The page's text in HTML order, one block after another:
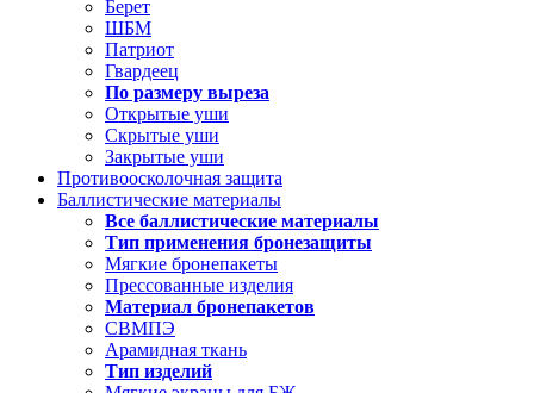
Берет
ШБМ
Патриот
Гвардеец
По размеру выреза
Открытые уши
Скрытые уши
Закрытые уши
Противоосколочная защита
Баллистические материалы
Все баллистические материалы
Тип применения бронезащиты
Мягкие бронепакеты
Прессованные изделия
Материал бронепакетов
СВМПЭ
Арамидная ткань
Тип изделий